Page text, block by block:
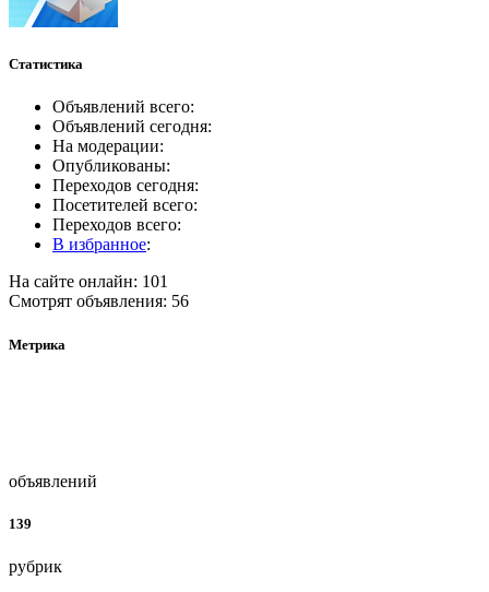
Статистика
Объявлений всего:
Объявлений сегодня:
На модерации:
Опубликованы:
Переходов сегодня:
Посетителей всего:
Переходов всего:
В избранное:
На сайте онлайн: 101
Смотрят объявления: 56
Метрика
объявлений
139
рубрик